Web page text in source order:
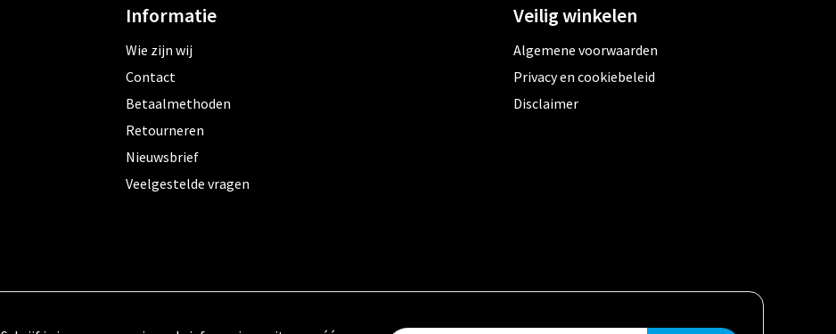
Informatie
Wie zijn wij
Contact
Betaalmethoden
Retourneren
Nieuwsbrief
Veelgestelde vragen
Veilig winkelen
Algemene voorwaarden
Privacy en cookiebeleid
Disclaimer